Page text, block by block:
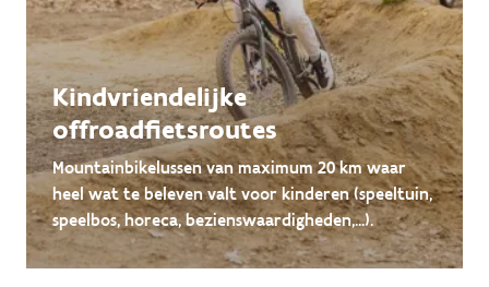
Kindvriendelijke
offroadfietsroutes
Mountainbikelussen van maximum 20 km waar
heel wat te beleven valt voor kinderen (speeltuin,
speelbos, horeca, bezienswaardigheden,...).